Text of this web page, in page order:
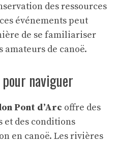
des ressources
événements peut
de se familiariser
amateurs de canoë.
naviguer
Pont d’Arc offre des
et des conditions
en canoë. Les rivières